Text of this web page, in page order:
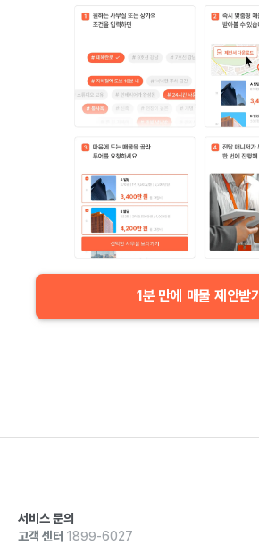
1분 만에 매물 제안받기
서비스 문의
고객 센터 1899-6027